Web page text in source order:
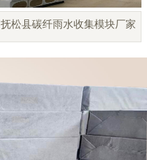
抚松县碳纤雨水收集模块厂家